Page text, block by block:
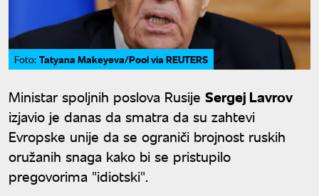
Foto: Tatyana Makeyeva/Pool via REUTERS
Ministar spoljnih poslova Rusije Sergej Lavrov
izjavio je danas da smatra da su zahtevi
Evropske unije da se ograniči brojnost ruskih
oružanih snaga kako bi se pristupilo
pregovorima "idiotski".